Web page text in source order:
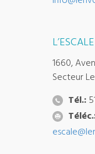
L’ESCALE
1660,
Secteur
Tél.: